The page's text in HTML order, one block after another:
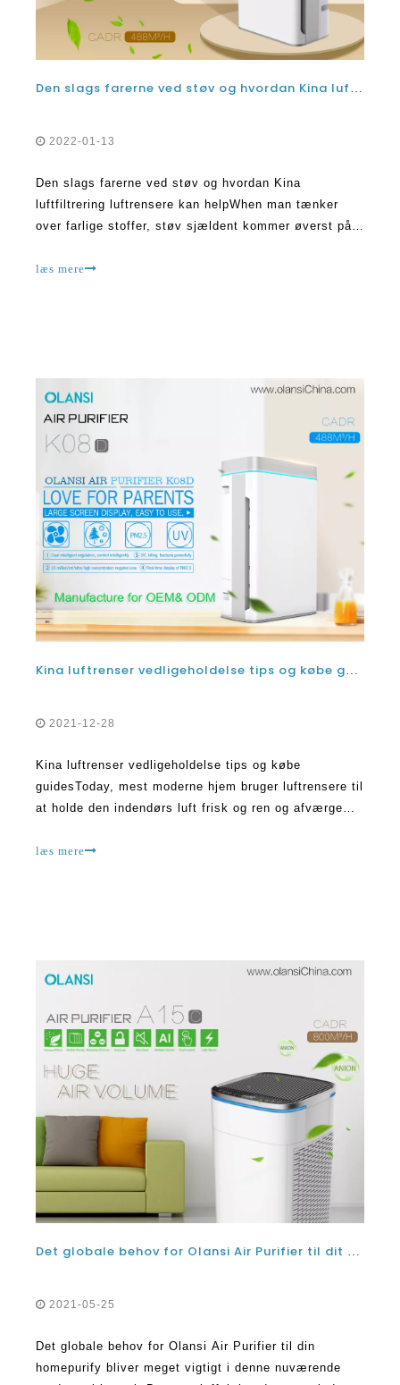
Den slags farerne ved støv og hvordan Kina luftfiltrering luftrensere kan hjælpe
2022-01-13
Den slags farerne ved støv og hvordan Kina
luftfiltrering luftrensere kan helpWhen man tænker
over farlige stoffer, støv sjældent kommer øverst på
støvpartikler er ikke skadeligt. Men ifølge
læs mere
2021-12-28
Kina luftrenser vedligeholdelse tips og købe
guidesToday, mest moderne hjem bruger luftrensere til
at holde den indendørs luft frisk og ren og afværge
fra forurenet luft. Ikke alle hjem har en luftrenser
læs mere
Det globale behov for Olansi Air Purifier til dit hjem
2021-05-25
Det globale behov for Olansi Air Purifier til din
homepurify bliver meget vigtigt i denne nuværende